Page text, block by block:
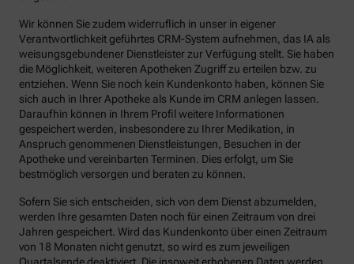
Wir können Sie zudem widerruflich in unser in eigener
Verantwortlichkeit geführtes CRM-System aufnehmen, das IA als
weisungsgebundener Dienstleister zur Verfügung stellt. Sie haben
die Möglichkeit, weiteren Apotheken Zugriff zu erteilen bzw. zu
entziehen. Wenn Sie noch kein Kundenkonto haben, können Sie
sich auch in Ihrer Apotheke als Kunde im CRM anlegen lassen.
Daraufhin können in Ihrem Profil weitere Informationen
gespeichert werden, insbesondere zu Ihrer Medikation, in
Anspruch genommenen Dienstleistungen, Besuchen in der
Apotheke und vereinbarten Terminen. Dies erfolgt, um Sie
bestmöglich versorgen und beraten zu können.
Sofern Sie sich entscheiden, sich von dem Dienst abzumelden,
werden Ihre gesamten Daten noch für einen Zeitraum von drei
Jahren gespeichert. Wird das Kundenkonto über einen Zeitraum
von 18 Monaten nicht genutzt, so wird es zum jeweiligen